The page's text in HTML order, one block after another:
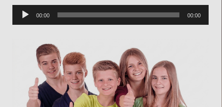
Audio-
Player
00:00 00:00